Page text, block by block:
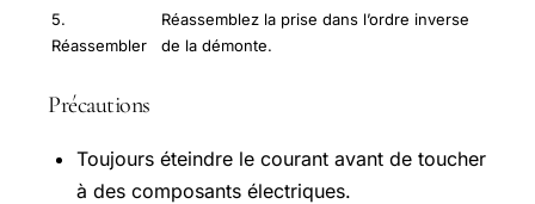
5.
Réassembler
Réassemblez la prise dans l’ordre inverse
de la démonte.
Précautions
Toujours éteindre le courant avant de toucher
à des composants électriques.